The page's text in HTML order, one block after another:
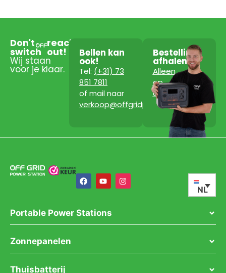
Don't
switch
reach
out!
Wij staan
voor je klaar.
Bellen kan
ook!
Tel: (+31) 73
851 7811
of mail naar
verkoop@offgridpowerstation.com
Bestelling
afhalen?
Alleen
op
afspraak!
NL
Portable Power Stations
Zonnepanelen
Thuisbatterij